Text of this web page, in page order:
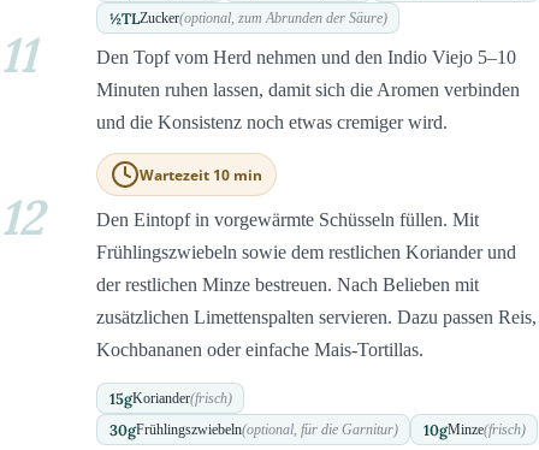
½TLZucker(optional, zum Abrunden der Säure)
11
Den Topf vom Herd nehmen und den Indio Viejo 5–10
Minuten ruhen lassen, damit sich die Aromen verbinden
und die Konsistenz noch etwas cremiger wird.
Wartezeit 10 min
12
Den Eintopf in vorgewärmte Schüsseln füllen. Mit
Frühlingszwiebeln sowie dem restlichen Koriander und
der restlichen Minze bestreuen. Nach Belieben mit
zusätzlichen Limettenspalten servieren. Dazu passen Reis,
Kochbananen oder einfache Mais-Tortillas.
15gKoriander(frisch)
30gFrühlingszwiebeln(optional, für die Garnitur) 10gMinze(frisch)